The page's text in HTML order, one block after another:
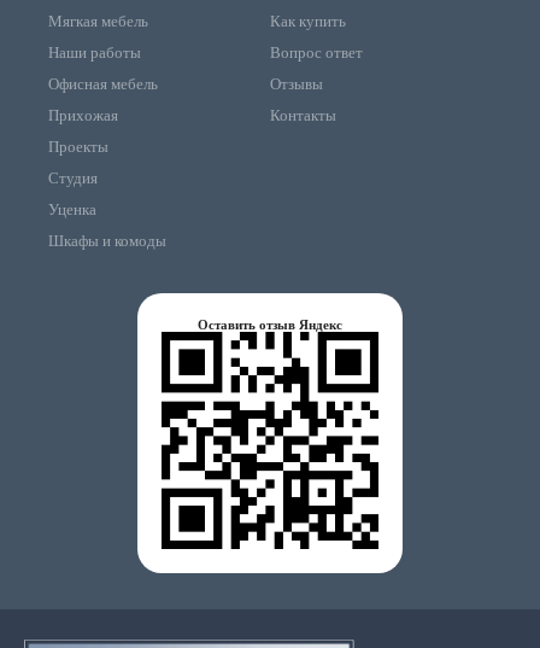
Мягкая мебель
Наши работы
Офисная мебель
Прихожая
Проекты
Студия
Уценка
Шкафы и комоды
Как купить
Вопрос ответ
Отзывы
Контакты
Оставить отзыв Яндекс